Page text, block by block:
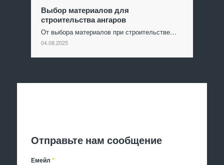
Выбор материалов для
строительства ангаров
От выбора материалов при строительстве…
04.08.2025
Отправьте нам сообщение
Емейл*